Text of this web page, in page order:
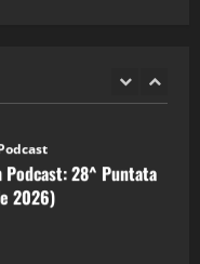
Podcast: 28^ Puntata
2026)